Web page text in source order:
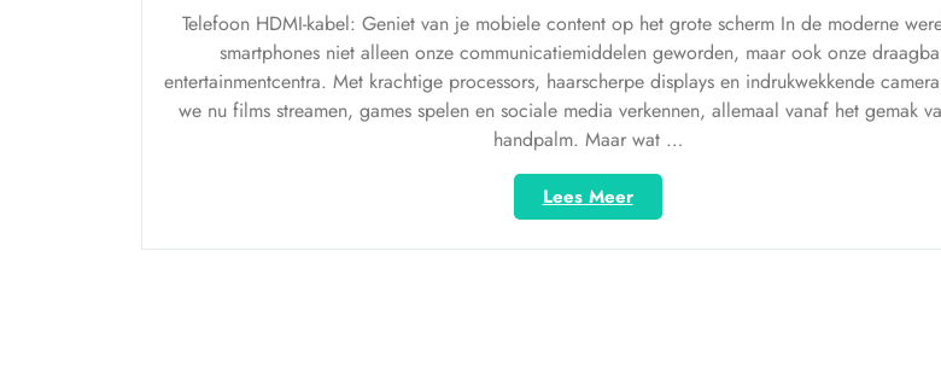
Telefoon HDMI-kabel: Geniet van je mobiele content op het grote scherm In de moderne
smartphones niet alleen onze communicatiemiddelen geworden, maar ook onze
entertainmentcentra. Met krachtige processors, haarscherpe displays en indrukwekkende
we nu films streamen, games spelen en sociale media verkennen, allemaal vanaf het gemak
handpalm. Maar wat …
Lees Meer“Verbind
je
telefoon